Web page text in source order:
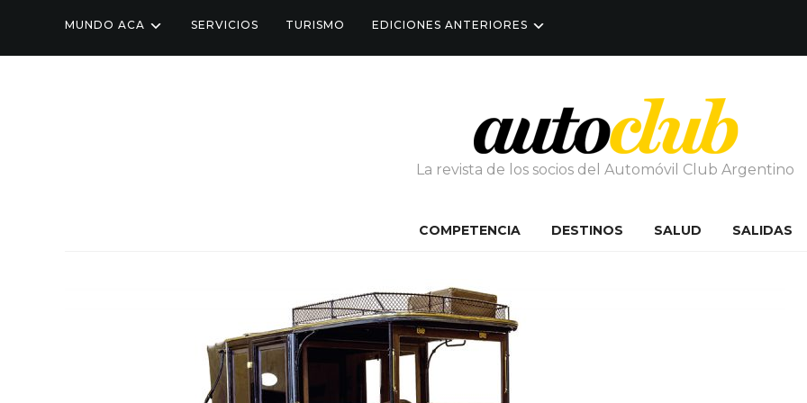
MUNDO ACA SERVICIOS TURISMO EDICIONES ANTERIORES
La revista de los socios del Automóvil Club Argentino
COMPETENCIA DESTINOS SALUD SALIDAS